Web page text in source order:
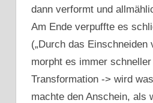
dann verformt und
Am Ende verpuffte es
(„Durch das Einschneiden
morpht es immer
Transformation -> wird
machte den Anschein, als